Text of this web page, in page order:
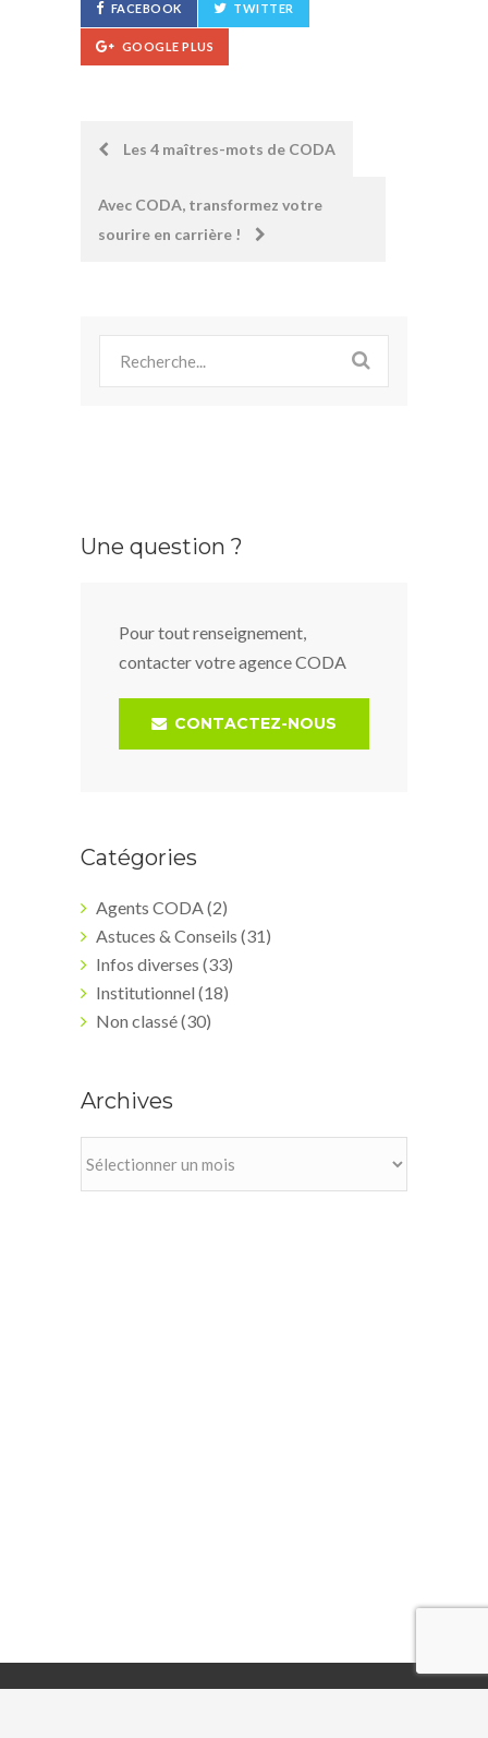
FACEBOOK TWITTER
GOOGLE PLUS
Post
navigation
Les 4 maîtres-mots de CODA
Avec CODA, transformez votre
sourire en carrière !
Une question ?
Pour tout renseignement,
contacter votre agence CODA
CONTACTEZ-NOUS
Catégories
Agents CODA(2)
Astuces & Conseils (31)
Infos diverses (33)
Institutionnel (18)
Non classé(30)
Archives